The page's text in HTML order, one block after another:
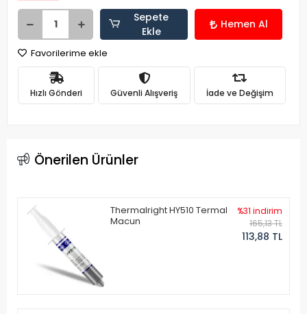
Sepete
Ekle
Hemen Al
Favorilerime ekle
Hızlı Gönderi Güvenli Alışveriş İade ve Değişim
Önerilen Ürünler
Thermalright HY510 Termal
Macun
%31 indirim
165,13 TL
113,88 TL